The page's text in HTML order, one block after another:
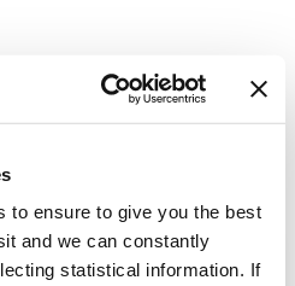
to ensure to give you the best
and we can constantly
statistical information. If